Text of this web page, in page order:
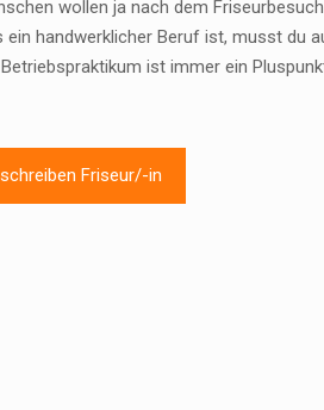
wollen ja nach dem
handwerklicher Beruf ist, musst du
ist immer ein
Friseur/-in